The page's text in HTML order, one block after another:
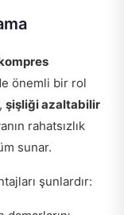
önemli bir rol
şişliği azaltabilir
rahatsızlık
sunar.
şunlardır: